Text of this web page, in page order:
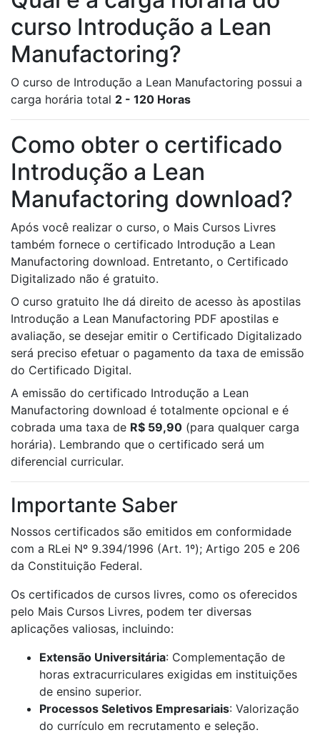
curso Introdução a Lean
Manufactoring?
O curso de Introdução a Lean Manufactoring possui a
carga horária total 2 - 120 Horas
Como obter o certificado
Introdução a Lean
Manufactoring download?
Após você realizar o curso, o Mais Cursos Livres
também fornece o certificado Introdução a Lean
Manufactoring download. Entretanto, o Certificado
Digitalizado não é gratuito.
O curso gratuito lhe dá direito de acesso às apostilas
Introdução a Lean Manufactoring PDF apostilas e
avaliação, se desejar emitir o Certificado Digitalizado
será preciso efetuar o pagamento da taxa de emissão
do Certificado Digital.
A emissão do certificado Introdução a Lean
Manufactoring download é totalmente opcional e é
cobrada uma taxa de R$ 59,90 (para qualquer carga
horária). Lembrando que o certificado será um
diferencial curricular.
Importante Saber
Nossos certificados são emitidos em conformidade
com a RLei Nº 9.394/1996 (Art. 1º); Artigo 205 e 206
da Constituição Federal.
Os certificados de cursos livres, como os oferecidos
pelo Mais Cursos Livres, podem ter diversas
aplicações valiosas, incluindo:
Extensão Universitária: Complementação de
horas extracurriculares exigidas em instituições
de ensino superior.
Processos Seletivos Empresariais: Valorização
do currículo em recrutamento e seleção.